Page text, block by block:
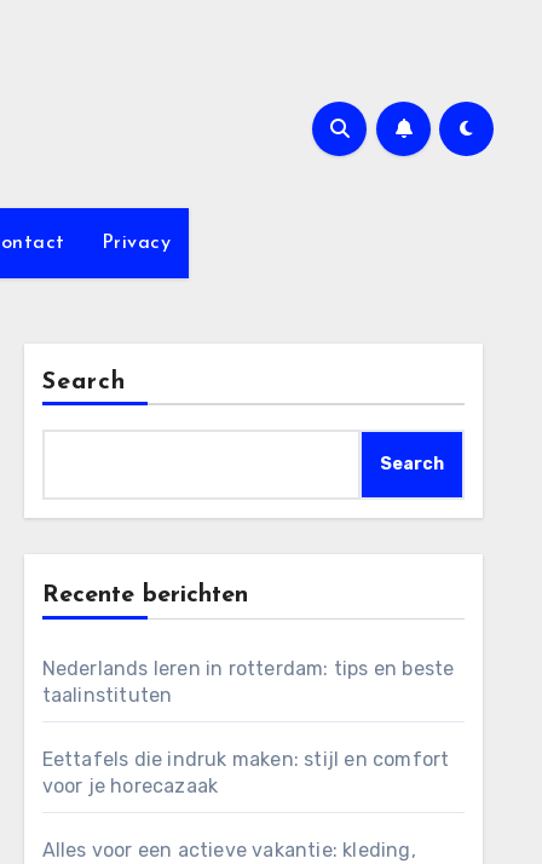
Privacy
Search
Search
Recente berichten
Nederlands leren in rotterdam: tips en beste
taalinstituten
Eettafels die indruk maken: stijl en comfort
voor je horecazaak
Alles voor een actieve vakantie: kleding,